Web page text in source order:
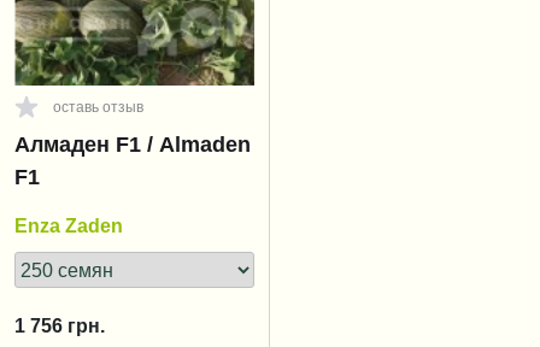
оставь отзыв
Алмаден F1 / Almaden
F1
Enza Zaden
1 756 грн.